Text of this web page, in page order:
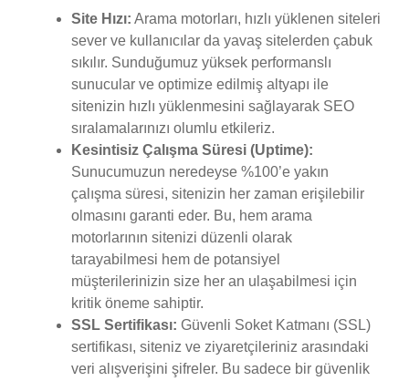
Site Hızı: Arama motorları, hızlı yüklenen siteleri
sever ve kullanıcılar da yavaş sitelerden çabuk
sıkılır. Sunduğumuz yüksek performanslı
sunucular ve optimize edilmiş altyapı ile
sitenizin hızlı yüklenmesini sağlayarak SEO
sıralamalarınızı olumlu etkileriz.
Kesintisiz Çalışma Süresi (Uptime):
Sunucumuzun neredeyse %100’e yakın
çalışma süresi, sitenizin her zaman erişilebilir
olmasını garanti eder. Bu, hem arama
motorlarının sitenizi düzenli olarak
tarayabilmesi hem de potansiyel
müşterilerinizin size her an ulaşabilmesi için
kritik öneme sahiptir.
SSL Sertifikası: Güvenli Soket Katmanı (SSL)
sertifikası, siteniz ve ziyaretçileriniz arasındaki
veri alışverişini şifreler. Bu sadece bir güvenlik